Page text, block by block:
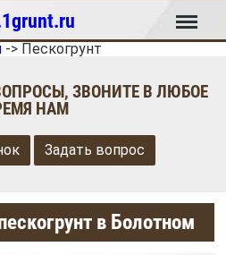
Меню
-> Пескогрунт
ЗВОНИТЕ В ЛЮБОЕ
НАМ
Задать вопрос
в Болотном